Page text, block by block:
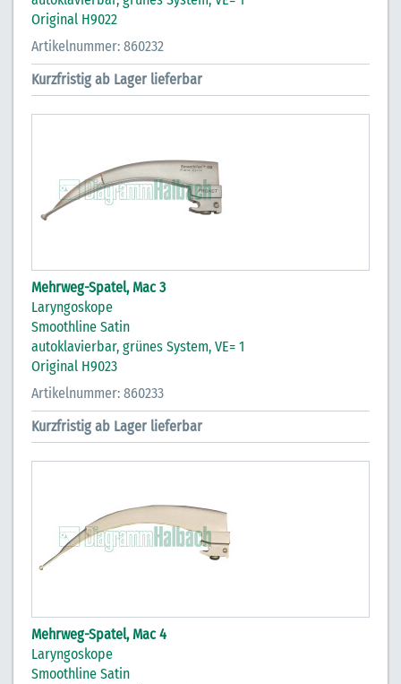
Original H9022
Artikelnummer: 860232
Kurzfristig ab Lager lieferbar
Mehrweg-Spatel, Mac 3
Laryngoskope
Smoothline Satin
autoklavierbar, grünes System, VE= 1
Original H9023
Artikelnummer: 860233
Kurzfristig ab Lager lieferbar
Mehrweg-Spatel, Mac 4
Laryngoskope
Smoothline Satin